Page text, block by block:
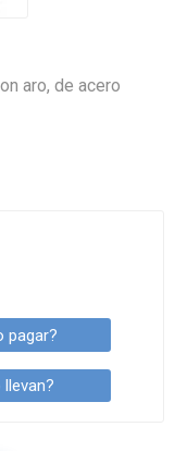
aro, de acero
pagar?